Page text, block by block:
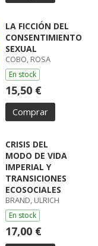
LA FICCIÓN DEL
CONSENTIMIENTO
SEXUAL
COBO, ROSA
En stock
15,50 €
Comprar
CRISIS DEL
MODO DE VIDA
IMPERIAL Y
TRANSICIONES
ECOSOCIALES
BRAND, ULRICH
En stock
17,00 €